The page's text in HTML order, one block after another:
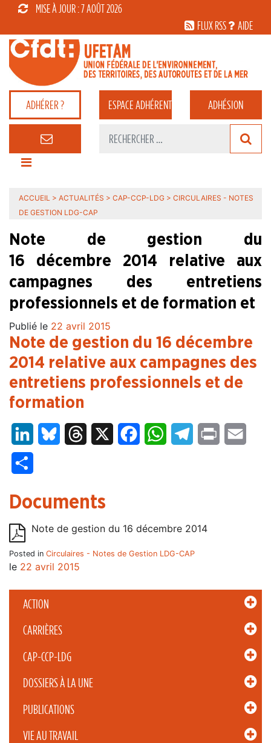
MISE À JOUR : 7 AOÛT 2026
FLUX RSS
AIDE
ADHÉRER ? ESPACEADHÉRENT ADHÉSION
ACTION
CARRIÈRES
CAP-CCP-LDG
DOSSIERS À LA UNE
PUBLICATIONS
VIE AU TRAVAIL
ACCUEIL > ACTUALITÉS > CAP-CCP-LDG > CIRCULAIRES - NOTES
DE GESTION LDG-CAP
Note de gestion du
16 décembre 2014 relative aux
campagnes des entretiens
professionnels et de formation et
Publié le 22 avril 2015
Note de gestion du 16 décembre
2014 relative aux campagnes des
entretiens professionnels et de
formation
LinkedInBluesky Threads FacebookWhatsAppTelegram
Print
Documents
Note de gestion du 16 décembre 2014
Posted in Circulaires - Notes de Gestion LDG-CAP
le 22 avril 2015